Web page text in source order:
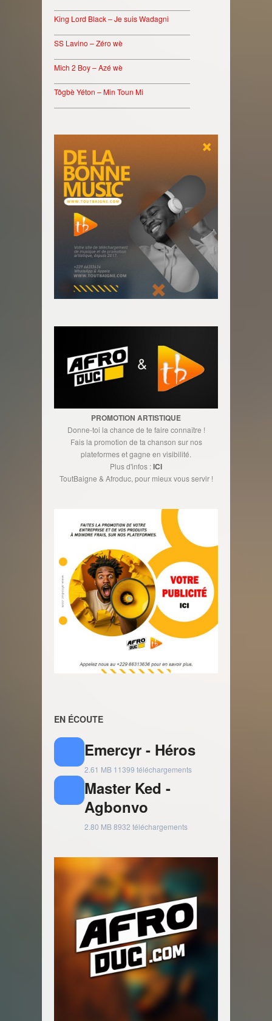
King Lord Black – Je suis Wadagni
SS Lavino – Zéro wè
Mich 2 Boy – Azé wè
Tôgbè Yéton – Min Toun Mi
PROMOTION ARTISTIQUE
Donne-toi la chance de te faire connaître !
Fais la promotion de ta chanson sur nos
plateformes et gagne en visibilité.
Plus d'infos :ICI
ToutBaigne & Afroduc, pour mieux vous servir !
EN ÉCOUTE
Emercyr - Héros
2.61 MB 11399 téléchargements
Master Ked -
Agbonvo
2.80 MB8932 téléchargements